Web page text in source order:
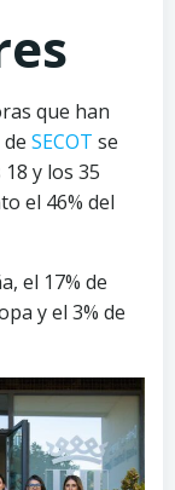
que han
SECOT se
y los 35
el 46% del
el 17% de
y el 3% de